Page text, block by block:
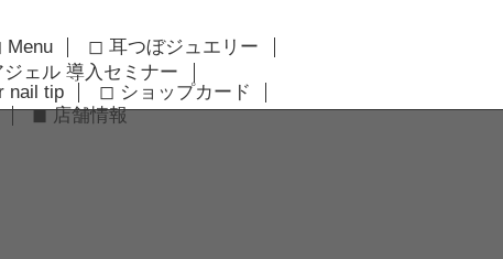
Menu
◻︎ 耳つぼジュエリー
ェル 導入セミナー
nail tip
◻︎ ショップカード
◼︎ 店舗情報